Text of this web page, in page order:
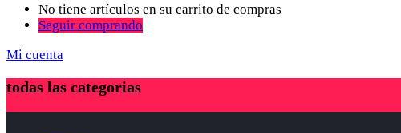
No tiene artículos en su carrito de compras
Seguir comprando
Mi cuenta
todas las categorias